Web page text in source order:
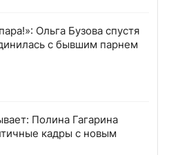
Ольга Бузова спустя
с бывшим парнем
Полина Гагарина
кадры с новым